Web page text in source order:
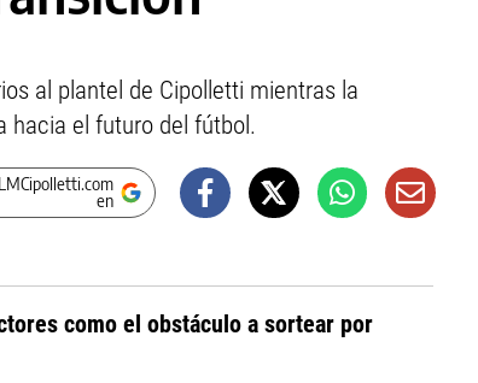
al plantel de Cipolletti mientras la
hacia el futuro del fútbol.
en
como el obstáculo a sortear por